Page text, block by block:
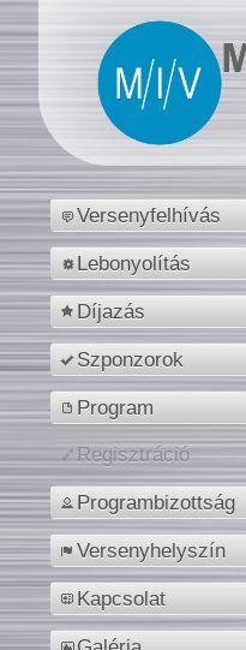
Versenyfelhívás
Lebonyolítás
Díjazás
Szponzorok
Program
Regisztráció
Programbizottság
Versenyhelyszín
Kapcsolat